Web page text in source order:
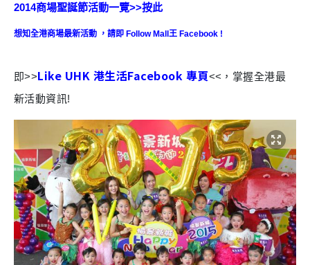
2014商場聖誕節活動一覽>>按此
想知全港商場最新活動 ，請即 Follow Mall王 Facebook !
即>>Like UHK 港生活Facebook 專頁<<，掌握全港最
新活動資訊!